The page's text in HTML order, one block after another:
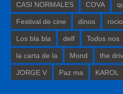
CASI NORMALES COVA
Festival de cine dinos
Los bla bla delf Todos nos
la carta de la Mond the
JORGE V Paz ma KAROL